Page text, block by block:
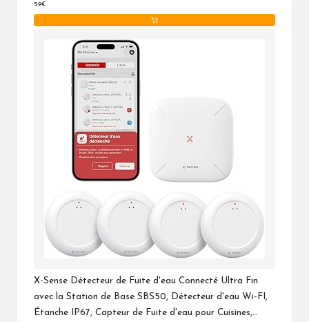
Salles de Bains, SWS54
59€
X-Sense Détecteur de Fuite d'eau Connecté Ultra Fin
avec la Station de Base SBS50, Détecteur d'eau Wi-FI,
Étanche IP67, Capteur de Fuite d'eau pour Cuisines,